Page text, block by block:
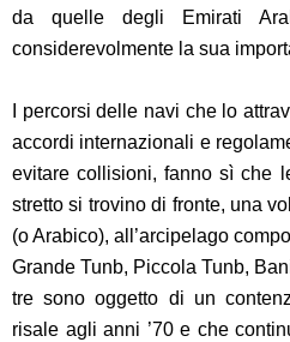
da quelle degli Emirati
considerevolmente la sua
I percorsi delle navi che lo
accordi internazionali e
evitare collisioni, fanno sì che
stretto si trovino di fronte, una
(o Arabico), all’arcipelago
Grande Tunb, Piccola Tunb,
tre sono oggetto di un
risale agli anni ’70 e che